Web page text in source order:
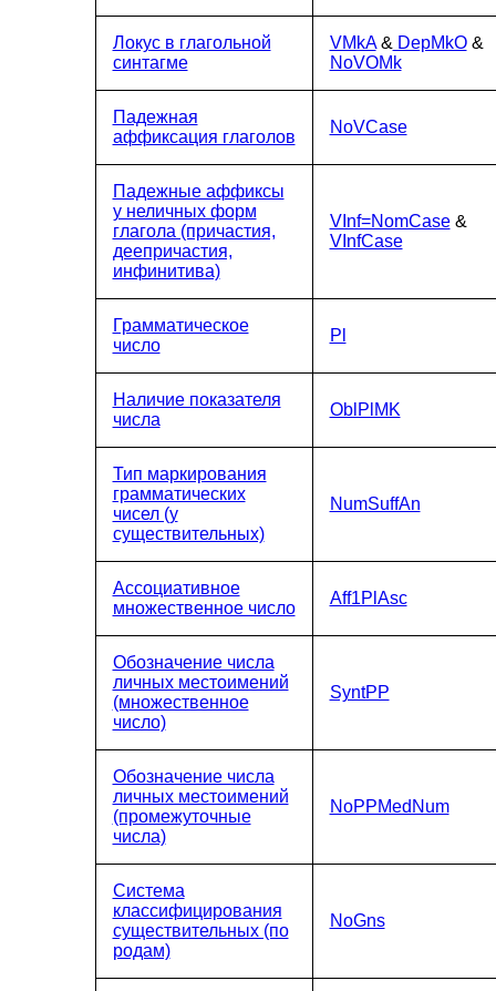
Локус в глагольной
синтагме
VMkA & DepMkO &
NoVOMk
Падежная
аффиксация глаголов
NoVCase
Падежные аффиксы
у неличных форм
глагола (причастия,
деепричастия,
инфинитива)
VInf=NomCase &
VInfCase
Грамматическое
число
Pl
Наличие показателя
числа
OblPlMK
Тип маркирования
грамматических
чисел (у
существительных)
NumSuffAn
Ассоциативное
множественное число
Aff1PlAsc
Обозначение числа
личных местоимений
(множественное
число)
SyntPP
Обозначение числа
личных местоимений
(промежуточные
числа)
NoPPMedNum
Система
классифицирования
существительных (по
родам)
NoGns